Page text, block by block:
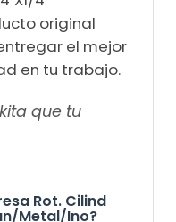
original
el mejor
en tu trabajo.
que tu
Rot. Cilind
Metal/Ino?